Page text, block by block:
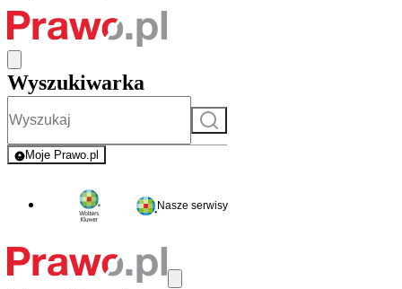
Wyszukiwarka
Szukaj
Moje Prawo.pl
- rejestracja i logowanie do serwisu
Nasze serwisy